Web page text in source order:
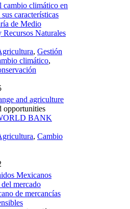
cambio climático en
características
de Medio
Recursos Naturales
, Gestión
climático,
and agriculture
opportunities
BANK
, Cambio
Mexicanos
mercado
de mercancías